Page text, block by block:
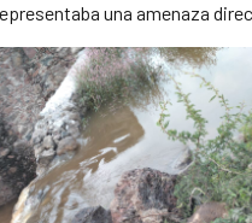
una amenaza